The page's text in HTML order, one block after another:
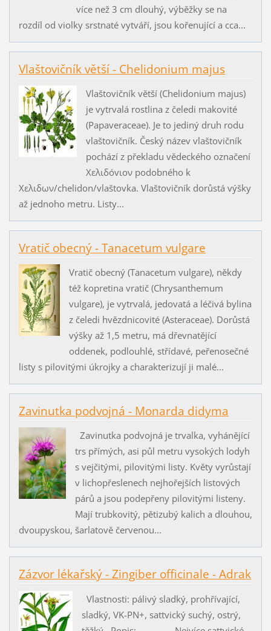
více než 3 cm dlouhý, výběžky se na
rozdíl od violky srstnaté vytváří, jsou kořenující a cca...
Vlaštovičník větší - Chelidonium majus
Vlaštovičník větší (Chelidonium majus)
je vytrvalá rostlina z čeledi makovité
(Papaveraceae). Je to jediný druh rodu
vlaštovičník. Český název vlaštovičník
pochází z překladu vědeckého označení
Χελιδóvιoν podobného k
Χελιδων/chelidon/vlaštovka. Vlaštovičník dorůstá výšky
až jednoho metru. Listy...
Vratič obecný - Tanacetum vulgare
Vratič obecný (Tanacetum vulgare), někdy
též kopretina vratič (Chrysanthemum
vulgare), je vytrvalá, jedovatá a léčivá bylina
z čeledi hvězdnicovité (Asteraceae). Dorůstá
výšky až 1,5 metru, má dřevnatějící
oddenek, podlouhlé, střídavé, peřenosečné
listy s pilovitými úkrojky a charakterizují ji malé...
Zavinutka podvojná - Monarda didyma
Zavinutka podvojná je trvalka, vyhánějící
trs přímých, asi půl metru vysokých lodyh
s vejčitými, pilovitými listy. Květy vyrůstají
v lichopřeslenech nejhořejších listových
párů a jsou podepřeny pilovitými listeny.
Mají trubkovitý, pětizubý kalich a dlouhou,
dvoupyskou, šarlatově červenou...
Zázvor lékařský - Zingiber officinale - Adrak
Vlastnosti: pálivý sladký, prohřívající,
sladký, VK-PN+, sattvický suchý, ostrý,